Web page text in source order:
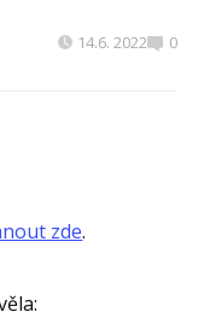
14.6. 2022 0
zde.